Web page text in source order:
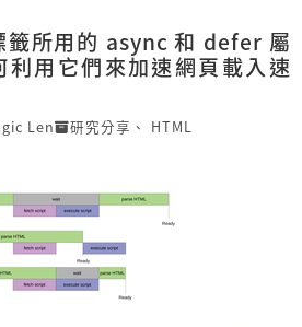
所用的 async 和 defer 屬
利用它們來加速網頁載入速
Len 研究分享 、 HTML